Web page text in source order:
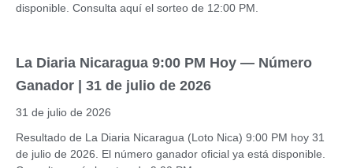
disponible. Consulta aquí el sorteo de 12:00 PM.
La Diaria Nicaragua 9:00 PM Hoy — Número
Ganador | 31 de julio de 2026
31 de julio de 2026
Resultado de La Diaria Nicaragua (Loto Nica) 9:00 PM hoy 31
de julio de 2026. El número ganador oficial ya está disponible.